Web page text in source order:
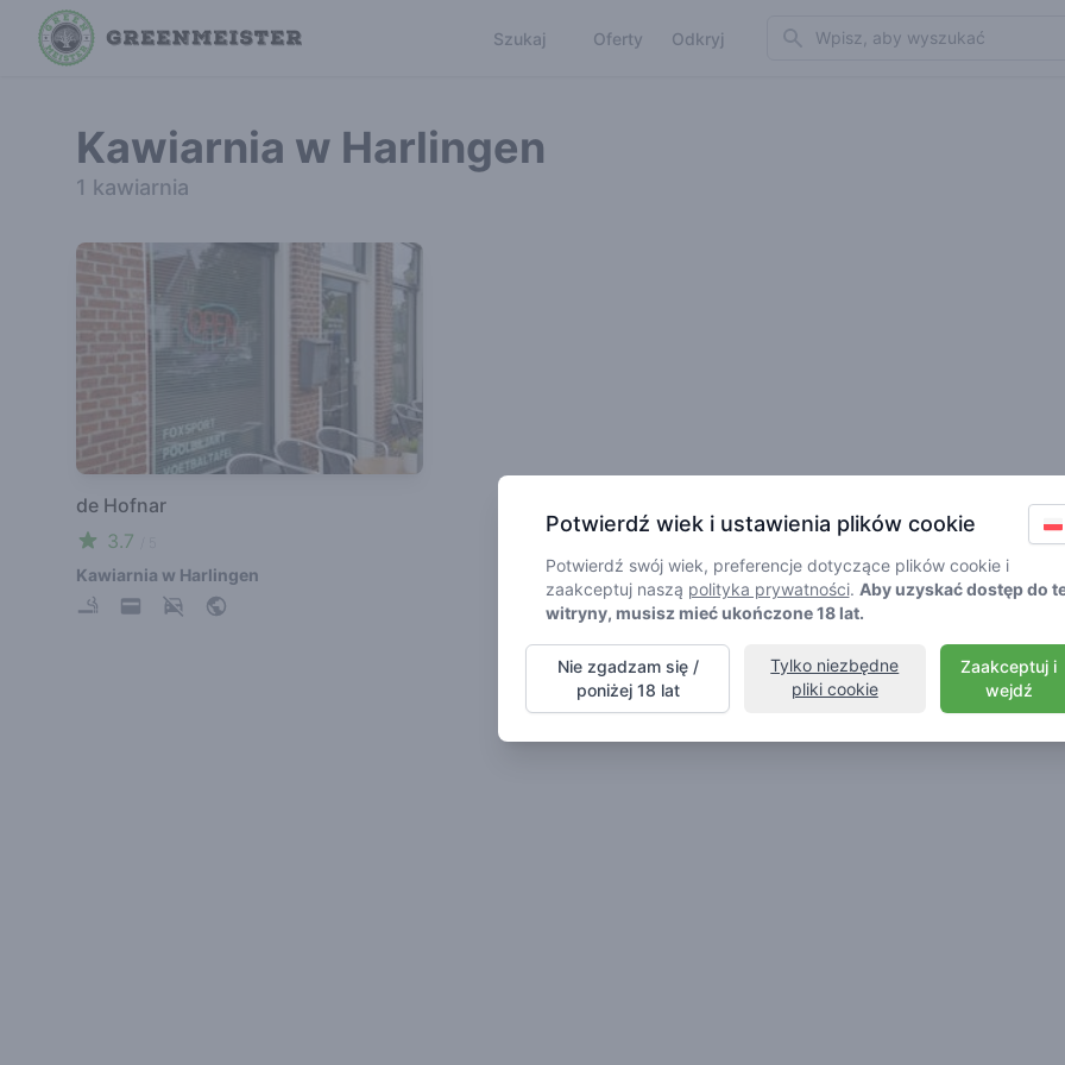
Szukaj Oferty Odkryj Search
Kawiarnia w Harlingen
1 kawiarnia
de Hofnar
3.7
Kawiarnia w Harlingen
Potwierdź wiek i ustawienia plików cookie
Potwierdź swój wiek, preferencje dotyczące plików cookie i
zaakceptuj naszą polityka prywatności. Aby uzyskać dostęp do
witryny, musisz mieć ukończone 18 lat.
Zaakceptuj i
wejdź
Tylko niezbędne
pliki cookie
Nie zgadzam się /
poniżej 18 lat